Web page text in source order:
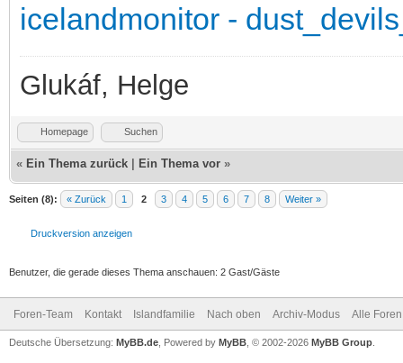
icelandmonitor -
Glukáf, Helge
Homepage Suchen
« Ein Thema zurück Ein Thema vor »
Seiten (8): « Zurück 1 2 3 4 5 6 7 8 Weiter »
Druckversion anzeigen
Benutzer, die gerade dieses Thema anschauen: 2 Gast/Gäste
Foren-Team Kontakt Islandfamilie Nach oben Archiv-Modus Alle
Deutsche Übersetzung: MyBB.de , Powered by MyBB , © 2002-2026 MyBB Group